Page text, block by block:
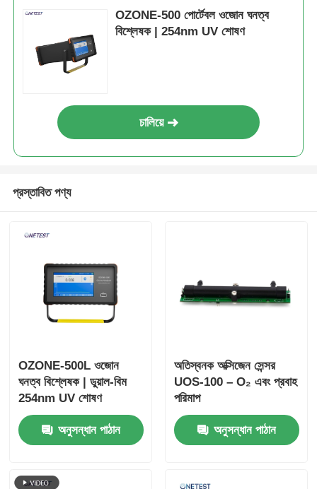
নিউক্লিয়ার রেডিয়েশন ডিটেক্টর
ব্যক্তিগত ডজিমিটার
এক্স-রে সেন্সর
নিউক্লিয়ার রেডিয়েশন মনিটরিং সিস্টেম
বায়ুমণ্ডলীয় নেগেটিভ আইওন মনিটর
ধুলোর কণা গণক
পার্টিকুলেট ম্যাটার সেন্সর
OZONE-500 পোর্টেবল ওজোন ঘনত্ব
বিশ্লেষক | 254nm UV শোষণ
চালিয়ে
প্রস্তাবিত পণ্য
OZONE-500L ওজোন
ঘনত্ব বিশ্লেষক | ডুয়াল-বিম
254nm UV শোষণ
অনুসন্ধান পাঠান
অতিস্বনক অক্সিজেন সেন্সর
UOS-100 – O₂ এবং প্রবাহ
পরিমাপ
অনুসন্ধান পাঠান